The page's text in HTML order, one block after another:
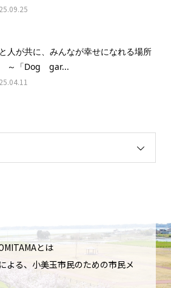
人が共に、みんなが幸せになれる場所
～「Dog gar...
とは
よる、小美玉市民のための市民メ